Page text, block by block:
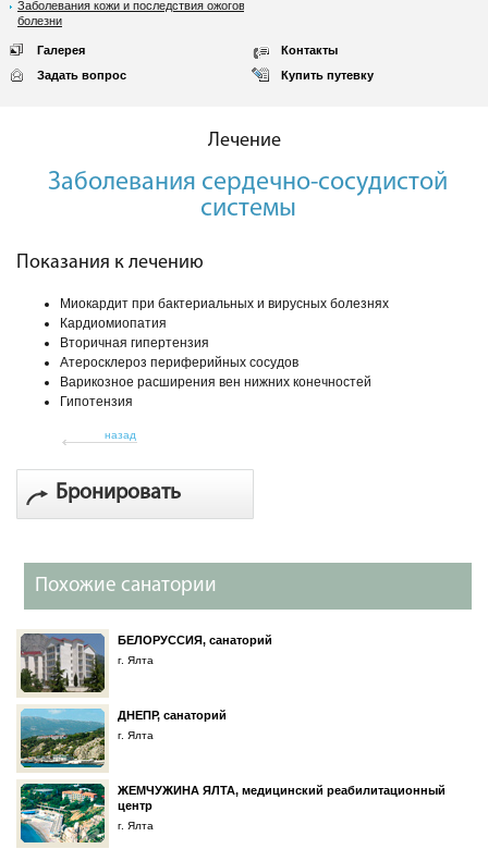
Заболевания кожи и последствия ожоговой
болезни
Галерея
Контакты
Задать вопрос
Купить путевку
Лечение
Заболевания сердечно-сосудистой
системы
Показания к лечению
Миокардит при бактериальных и вирусных болезнях
Кардиомиопатия
Вторичная гипертензия
Атеросклероз периферийных сосудов
Варикозное расширения вен нижних конечностей
Гипотензия
назад
Бронировать
Похожие санатории
БЕЛОРУССИЯ, санаторий
г. Ялта
ДНЕПР, санаторий
г. Ялта
ЖЕМЧУЖИНА ЯЛТА, медицинский реабилитационный
центр
г. Ялта